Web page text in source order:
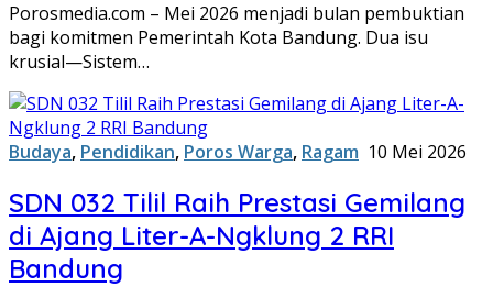
Porosmedia.com – Mei 2026 menjadi bulan pembuktian
bagi komitmen Pemerintah Kota Bandung. Dua isu
krusial—Sistem…
Budaya, Pendidikan, Poros Warga, Ragam 10 Mei 2026
SDN 032 Tilil Raih Prestasi Gemilang
di Ajang Liter-A-Ngklung 2 RRI
Bandung